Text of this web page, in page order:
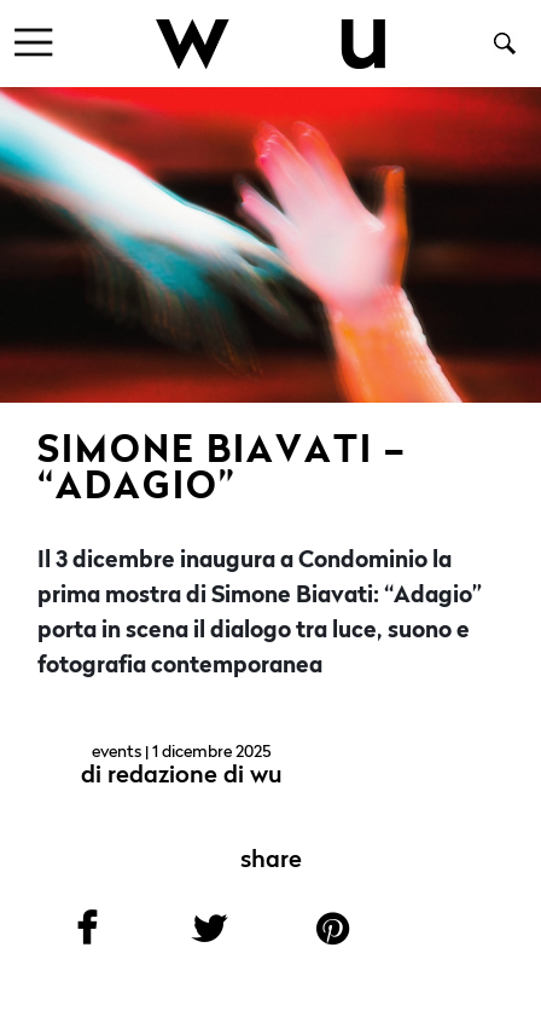
SIMONE BIAVATI –
“ADAGIO”
Il 3 dicembre inaugura a Condominio la
prima mostra di Simone Biavati: “Adagio”
porta in scena il dialogo tra luce, suono e
fotografia contemporanea
events | 1 dicembre 2025
di redazione di wu
share